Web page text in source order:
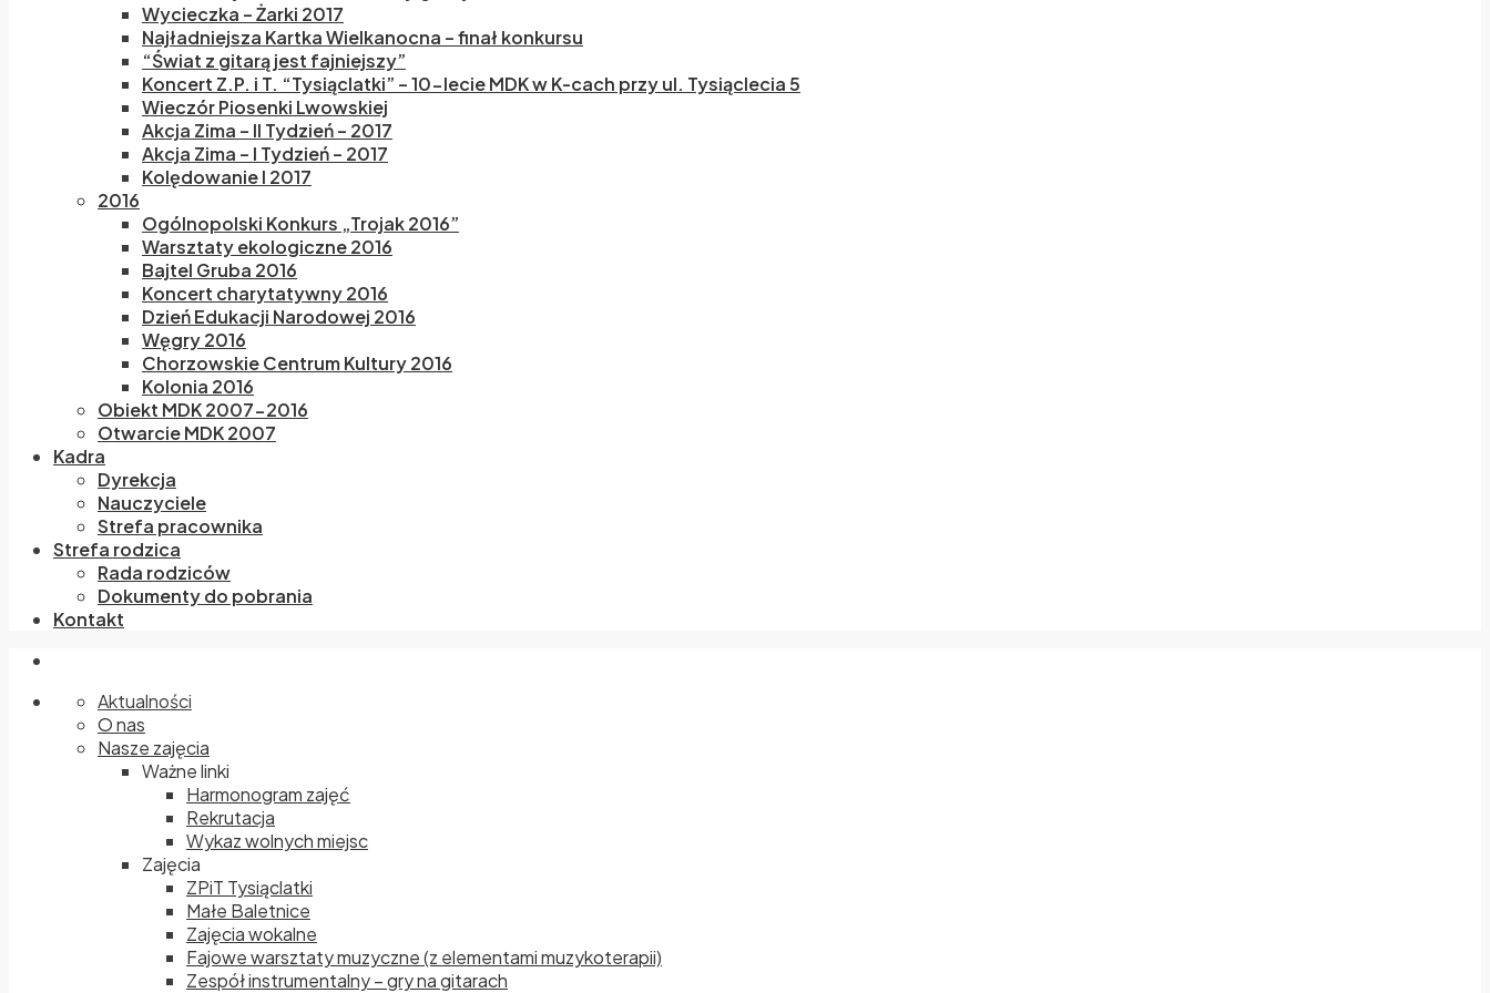
Wycieczka – Żarki 2017
Najładniejsza Kartka Wielkanocna – finał konkursu
“Świat z gitarą jest fajniejszy”
Koncert Z.P. i T. “Tysiąclatki” – 10-lecie MDK w K-cach przy ul. Tysiąclecia 5
Wieczór Piosenki Lwowskiej
Akcja Zima – II Tydzień – 2017
Akcja Zima – I Tydzień – 2017
Kolędowanie I 2017
2016
Ogólnopolski Konkurs „Trojak 2016”
Warsztaty ekologiczne 2016
Bajtel Gruba 2016
Koncert charytatywny 2016
Dzień Edukacji Narodowej 2016
Węgry 2016
Chorzowskie Centrum Kultury 2016
Kolonia 2016
Obiekt MDK 2007-2016
Otwarcie MDK 2007
Kadra
Dyrekcja
Nauczyciele
Strefa pracownika
Strefa rodzica
Rada rodziców
Dokumenty do pobrania
Kontakt
Aktualności
O nas
Nasze zajęcia
Ważne linki
Harmonogram zajęć
Rekrutacja
Wykaz wolnych miejsc
Zajęcia
ZPiT Tysiąclatki
Małe Baletnice
Zajęcia wokalne
Fajowe warsztaty muzyczne (z elementami muzykoterapii)
Zespół instrumentalny – gry na gitarach